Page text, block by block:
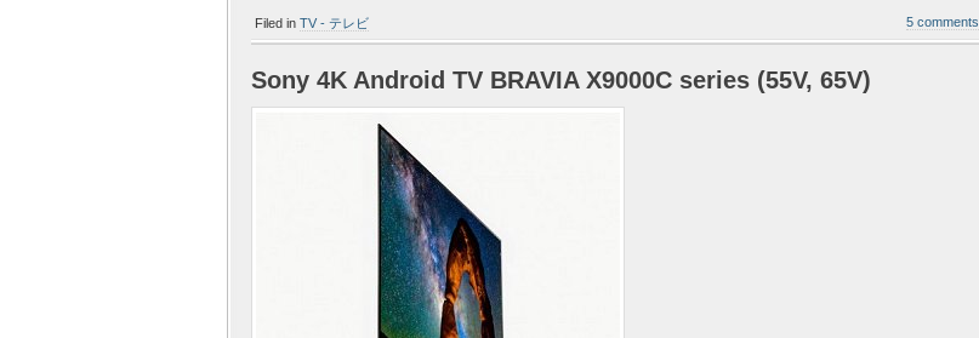
Filed in TV - テレビ 5 comments
Sony 4K Android TV BRAVIA X9000C series (55V, 65V)